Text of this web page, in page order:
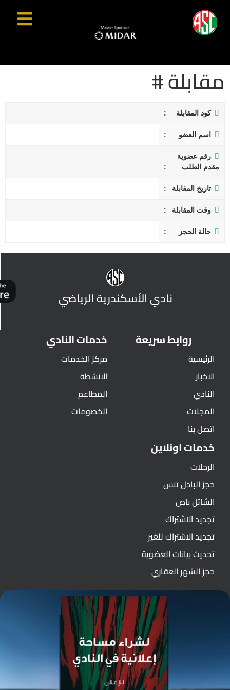
مقابلة #
كود المقابلة
اسم العضو
رقم عضوية
مقدم الطلب
تاريخ المقابلة
وقت المقابلة
حالة الحجز
نادي الأسكندرية الرياضي
روابط سريعة
الرئيسية
الاخبار
النادي
المجلات
اتصل بنا
خدمات النادي
مركز الخدمات
الانشطة
المطاعم
الخصومات
خدمات اونلاين
الرحلات
حجز البادل تنس
الشاتل باص
تجديد الاشتراك
تجديد الاشتراك للغير
تحديث بيانات العضوية
حجز الشهر العقاري